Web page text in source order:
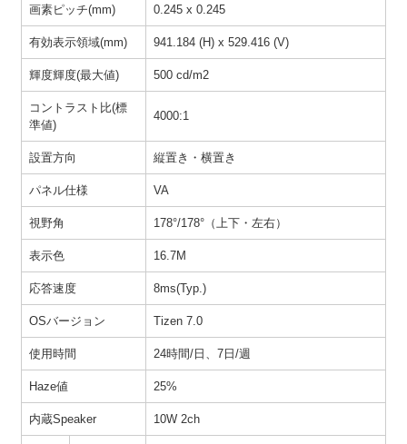
画素ピッチ(mm) 0.245 x 0.245
有効表示領域(mm) 941.184 (H) x 529.416 (V)
輝度輝度(最大値) 500 cd/m2
コントラスト比(標
準値)
4000:1
設置方向 縦置き・横置き
パネル仕様 VA
視野角 178°/178°（上下・左右）
表示色 16.7M
応答速度 8ms(Typ.)
OSバージョン Tizen 7.0
使用時間 24時間/日、7日/週
Haze値 25%
内蔵Speaker 10W 2ch